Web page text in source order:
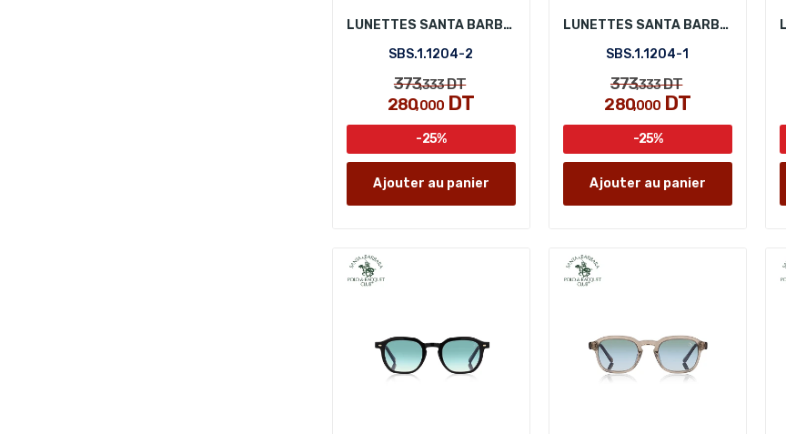
LUNETTES SANTA BARBARA POLO SBS.1.1204-2
SBS.1.1204-2
373,333DT
280,000DT
-25%
Ajouter au panier
LUNETTES SANTA BARBARA POLO SBS.1.1204-1
SBS.1.1204-1
373,333DT
280,000DT
-25%
Ajouter au panier